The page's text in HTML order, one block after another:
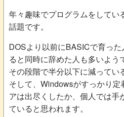
年々趣味でプログラムをしてい
話題です。
DOSより以前にBASICで育っ
ると同時に辞めた人も多いよう
その段階で半分以下に減ってい
そして、Windowsがすっかり定
アは出尽くしたか、個人では手
ていると思われます。